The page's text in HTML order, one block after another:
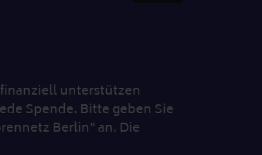
unterstützen
Spende. Bitte geben Sie
Berlin“ an. Die